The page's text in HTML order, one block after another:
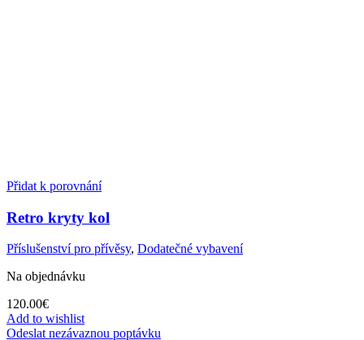
Přidat k porovnání
Retro kryty kol
Příslušenství pro přívěsy, Dodatečné vybavení
Na objednávku
120.00€
Add to wishlist
Odeslat nezávaznou poptávku